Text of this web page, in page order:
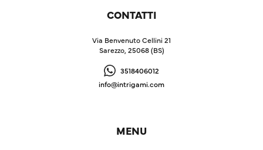
CONTATTI
Via Benvenuto Cellini 21
Sarezzo, 25068 (BS)
3518406012
info@intrigami.com
MENU